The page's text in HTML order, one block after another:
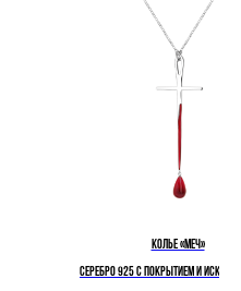
Колье «Меч»
Cеребро 925 с покрытием и